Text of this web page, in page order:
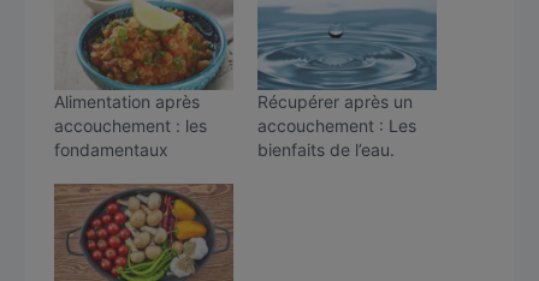
Alimentation après
accouchement : les
fondamentaux
Récupérer après un
accouchement : Les
bienfaits de l’eau.